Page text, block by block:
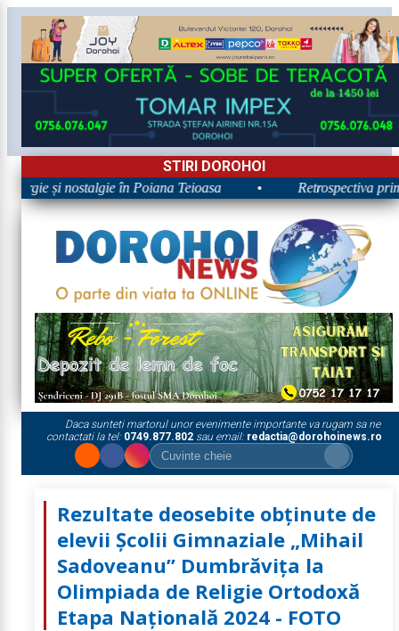
STIRI DOROHOI
și nostalgie în Poiana Teioasa Retrospectiva
Daca sunteti martorul unor evenimente importante va rugam sa ne
contactati la tel: 0749.877.802sau email: redactia@dorohoinews.ro
Rezultate deosebite obținute de
elevii Școlii Gimnaziale „Mihail
Sadoveanu” Dumbrăvița la
Olimpiada de Religie Ortodoxă
Etapa Națională 2024 - FOTO